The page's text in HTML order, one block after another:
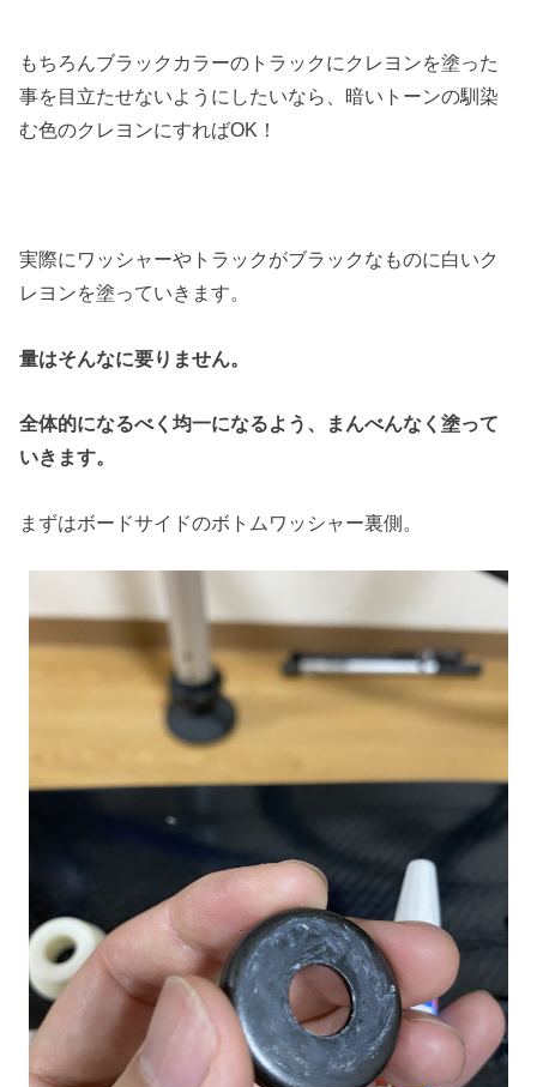
もちろんブラックカラーのトラックにクレヨンを塗った
事を目立たせないようにしたいなら、暗いトーンの馴染
む色のクレヨンにすればOK！
実際にワッシャーやトラックがブラックなものに白いク
レヨンを塗っていきます。
量はそんなに要りません。
全体的になるべく均一になるよう、まんべんなく塗って
いきます。
まずはボードサイドのボトムワッシャー裏側。